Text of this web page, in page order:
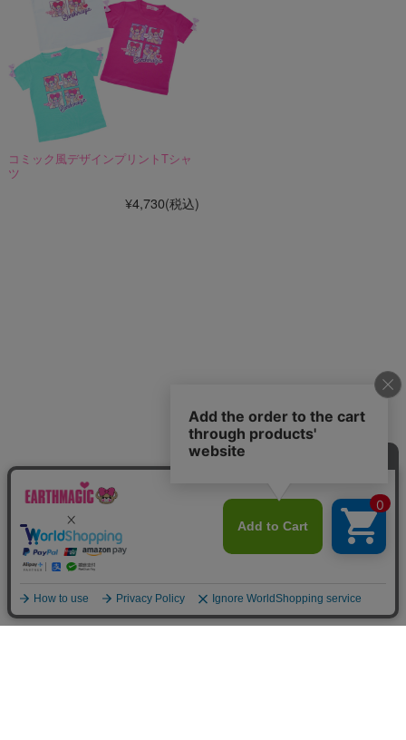
コミック風デザインプリントTシャ
ツ
¥4,730(税込)
Home Item Cart MyPage Mail